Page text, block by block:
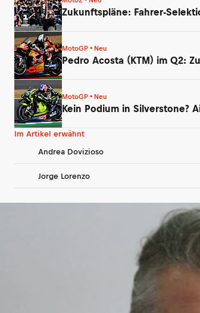
Zukunftspläne: Fahrer-
MotoGP • Neu
Pedro Acosta (KTM) im Q2:
MotoGP • Neu
Kein Podium in Silverstone?
Im Artikel erwähnt
Andrea Dovizioso
Jorge Lorenzo